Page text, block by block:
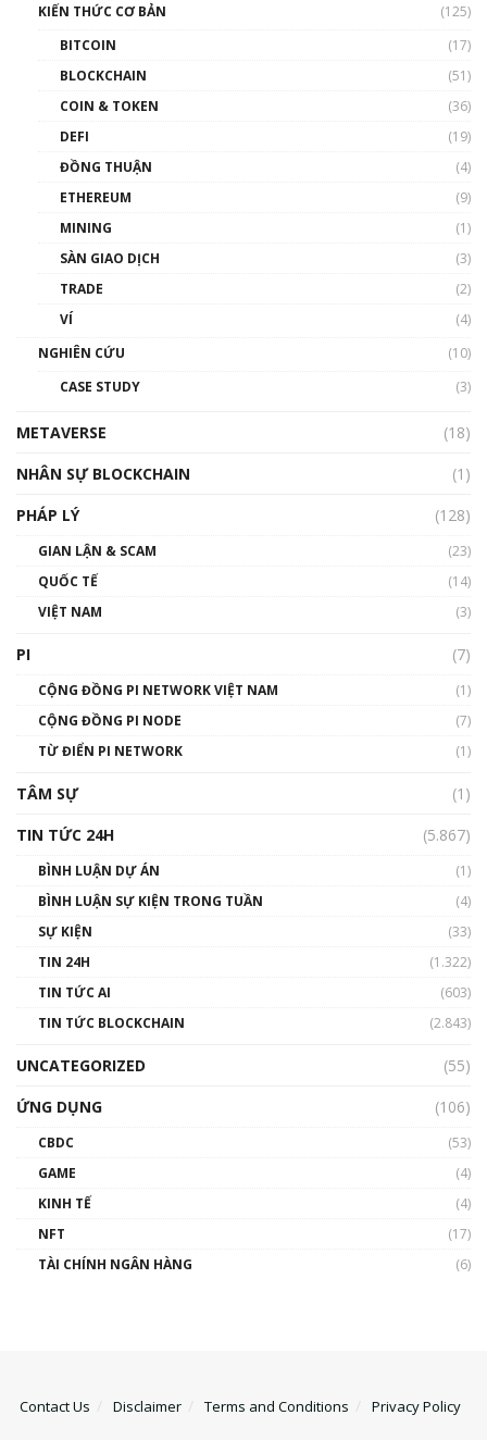
00:43:47
như thể nào?
00:39:31
Phổ cập Blockchain
thống & Crypto qua các cuộc chiến | Phổ cập
01:32:59
gió ấm
Talkshow 14: MemeCoin – Trò đùa tỷ đô
01:29:26
KIẾN THỨC CƠ BẢN
(125)
BITCOIN
(17)
BLOCKCHAIN
(51)
COIN & TOKEN
(36)
DEFI
(19)
ĐỒNG THUẬN
(4)
ETHEREUM
(9)
MINING
(1)
SÀN GIAO DỊCH
(3)
TRADE
(2)
VÍ
(4)
NGHIÊN CỨU
(10)
CASE STUDY
(3)
METAVERSE
(18)
NHÂN SỰ BLOCKCHAIN
(1)
PHÁP LÝ
(128)
GIAN LẬN & SCAM
(23)
QUỐC TẾ
(14)
VIỆT NAM
(3)
PI (7)
CỘNG ĐỒNG PI NETWORK VIỆT NAM
(1)
CỘNG ĐỒNG PI NODE
(7)
TỪ ĐIỂN PI NETWORK
(1)
TÂM SỰ
(1)
TIN TỨC 24H
(5.867)
BÌNH LUẬN DỰ ÁN
(1)
BÌNH LUẬN SỰ KIỆN TRONG TUẦN
(4)
SỰ KIỆN
(33)
TIN 24H
(1.322)
TIN TỨC AI
(603)
TIN TỨC BLOCKCHAIN
(2.843)
UNCATEGORIZED
(55)
ỨNG DỤNG
(106)
CBDC
(53)
GAME
(4)
KINH TẾ
(4)
NFT
(17)
TÀI CHÍNH NGÂN HÀNG
(6)
Contact Us Disclaimer Terms and Conditions Privacy Policy